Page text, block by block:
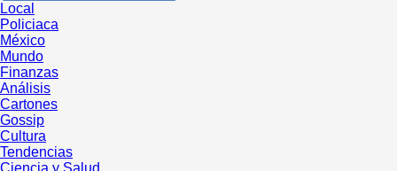
Local
Policiaca
México
Mundo
Finanzas
Análisis
Cartones
Gossip
Cultura
Tendencias